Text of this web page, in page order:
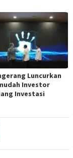
Luncurkan
Investor
Investasi